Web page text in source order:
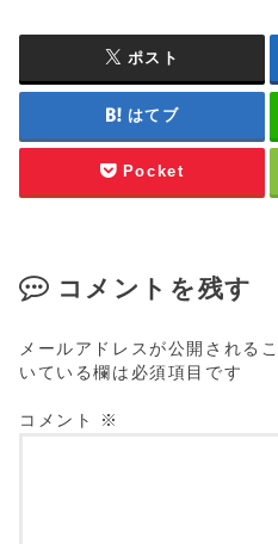
ポスト
はてブ
Pocket
コメントを残す
メールアドレスが公開される
いている欄は必須項目です
コメント ※